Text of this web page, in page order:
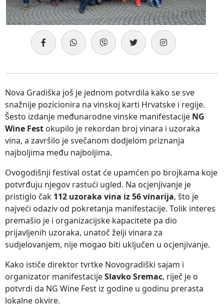
Nova Gradiška još je jednom potvrdila kako se sve
snažnije pozicionira na vinskoj karti Hrvatske i regije.
Šesto izdanje međunarodne vinske manifestacije NG
Wine Fest okupilo je rekordan broj vinara i uzoraka
vina, a završilo je svečanom dodjelom priznanja
najboljima među najboljima.
Ovogodišnji festival ostat će upamćen po brojkama koje
potvrđuju njegov rastući ugled. Na ocjenjivanje je
pristiglo čak 112 uzoraka vina iz 56 vinarija, što je
najveći odaziv od pokretanja manifestacije. Tolik interes
premašio je i organizacijske kapacitete pa dio
prijavljenih uzoraka, unatoč želji vinara za
sudjelovanjem, nije mogao biti uključen u ocjenjivanje.
Kako ističe direktor tvrtke Novogradiški sajam i
organizator manifestacijeSlavko Sremac, riječ je o
potvrdi da NG Wine Fest iz godine u godinu prerasta
lokalne okvire.